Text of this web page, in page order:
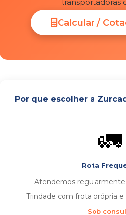
transportadoras
Calcular /
Por que escolher a
🚛
Rota
Atendemos regularmente
Trindade com frota própria e
Sob